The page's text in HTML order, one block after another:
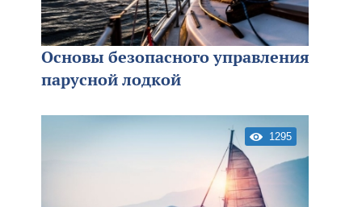
Основы безопасного управления
парусной лодкой
1295